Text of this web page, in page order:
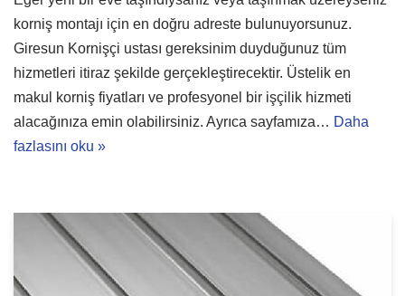
korniş montajı için en doğru adreste bulunuyorsunuz.
Giresun Kornişçi ustası gereksinim duyduğunuz tüm
hizmetleri itiraz şekilde gerçekleştirecektir. Üstelik en
makul korniş fiyatları ve profesyonel bir işçilik hizmeti
alacağınıza emin olabilirsiniz. Ayrıca sayfamıza… Daha
fazlasını oku »